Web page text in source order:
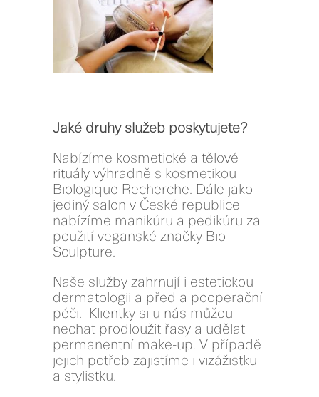
Jaké druhy služeb poskytujete?
Nabízíme kosmetické a tělové
rituály výhradně s kosmetikou
Biologique Recherche. Dále jako
jediný salon v České republice
nabízíme manikúru a pedikúru za
použití veganské značky Bio
Sculpture.
Naše služby zahrnují i estetickou
dermatologii a před a pooperační
péči. Klientky si u nás můžou
nechat prodloužit řasy a udělat
permanentní make-up. V případě
jejich potřeb zajistíme i vizážistku
a stylistku.